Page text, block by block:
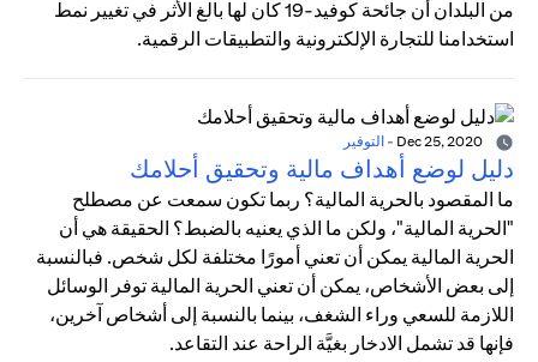
من البلدان أن جائحة كوفيد-19 كان لها بالغ الأثر في تغيير نمط
استخدامنا للتجارة الإلكترونية والتطبيقات الرقمية.
- التوفير
دليل لوضع أهداف مالية وتحقيق أحلامك
ما المقصود بالحرية المالية؟ ربما تكون سمعت عن مصطلح
"الحرية المالية"، ولكن ما الذي يعنيه بالضبط؟ الحقيقة هي أن
الحرية المالية يمكن أن تعني أمورًا مختلفة لكل شخص. فبالنسبة
إلى بعض الأشخاص، يمكن أن تعني الحرية المالية توفر الوسائل
اللازمة للسعي وراء الشغف، بينما بالنسبة إلى أشخاص آخرين،
فإنها قد تشمل الادخار بغيَّة الراحة عند التقاعد.